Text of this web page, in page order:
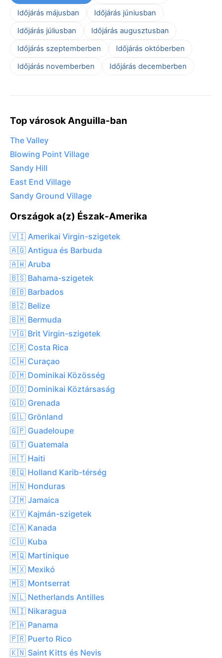
Időjárás májusban
Időjárás júniusban
Időjárás júliusban
Időjárás augusztusban
Időjárás szeptemberben
Időjárás októberben
Időjárás novemberben
Időjárás decemberben
Top városok Anguilla-ban
The Valley
Blowing Point Village
Sandy Hill
East End Village
Sandy Ground Village
Országok a(z) Észak-Amerika
🇻🇮 Amerikai Virgin-szigetek
🇦🇬 Antigua és Barbuda
🇦🇼 Aruba
🇧🇸 Bahama-szigetek
🇧🇧 Barbados
🇧🇿 Belize
🇧🇲 Bermuda
🇻🇬 Brit Virgin-szigetek
🇨🇷 Costa Rica
🇨🇼 Curaçao
🇩🇲 Dominikai Közösség
🇩🇴 Dominikai Köztársaság
🇬🇩 Grenada
🇬🇱 Grönland
🇬🇵 Guadeloupe
🇬🇹 Guatemala
🇭🇹 Haiti
🇧🇶 Holland Karib-térség
🇭🇳 Honduras
🇯🇲 Jamaica
🇰🇾 Kajmán-szigetek
🇨🇦 Kanada
🇨🇺 Kuba
🇲🇶 Martinique
🇲🇽 Mexikó
🇲🇸 Montserrat
🇳🇱 Netherlands Antilles
🇳🇮 Nikaragua
🇵🇦 Panama
🇵🇷 Puerto Rico
🇰🇳 Saint Kitts és Nevis